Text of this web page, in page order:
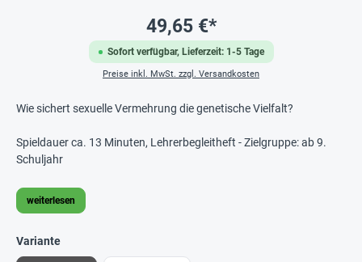
Sofort verfügbar, Lieferzeit: 1-5 Tage
49,65 €*
Preise inkl. MwSt. zzgl. Versandkosten
Wie sichert sexuelle Vermehrung die genetische Vielfalt?
Spieldauer ca. 13 Minuten, Lehrerbegleitheft - Zielgruppe: ab 9.
Schuljahr
weiterlesen
Variante